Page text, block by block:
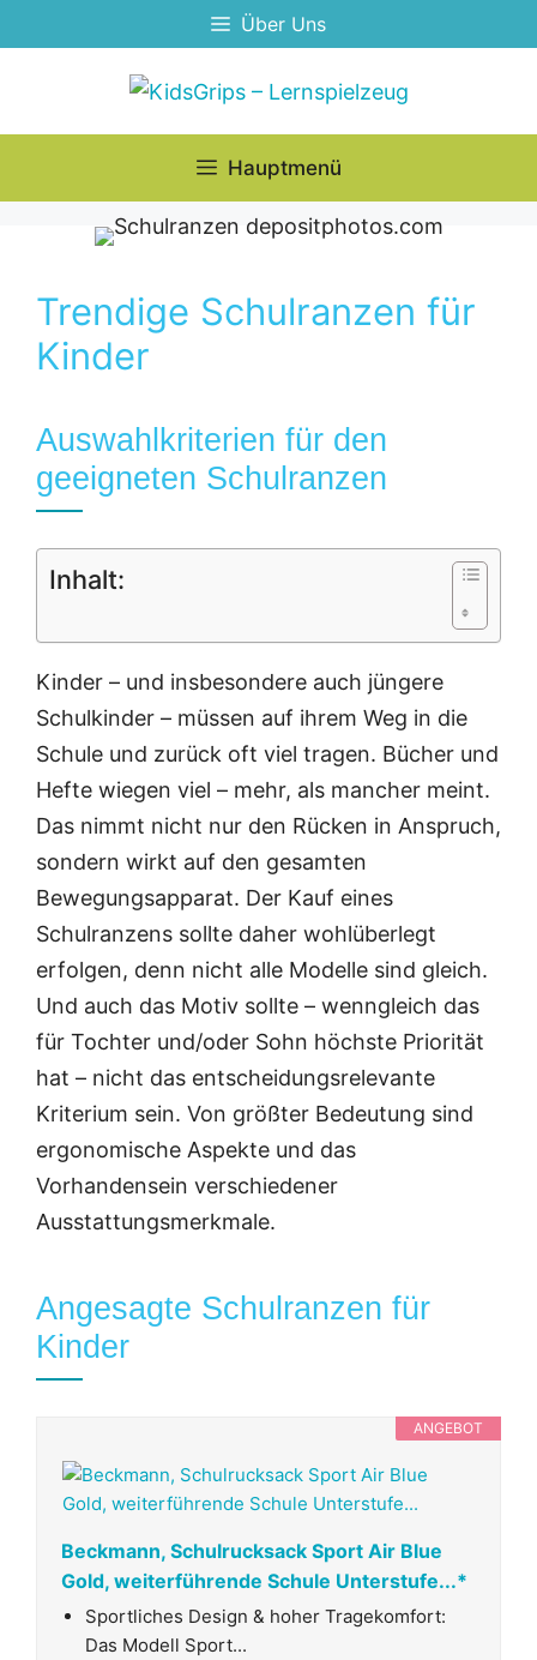
Inhalt
Über Uns
Hauptmenü
Trendige Schulranzen für
Kinder
Auswahlkriterien für den
geeigneten Schulranzen
Inhalt:
Kinder – und insbesondere auch jüngere
Schulkinder – müssen auf ihrem Weg in die
Schule und zurück oft viel tragen. Bücher und
Hefte wiegen viel – mehr, als mancher meint.
Das nimmt nicht nur den Rücken in Anspruch,
sondern wirkt auf den gesamten
Bewegungsapparat. Der Kauf eines
Schulranzens sollte daher wohlüberlegt
erfolgen, denn nicht alle Modelle sind gleich.
Und auch das Motiv sollte – wenngleich das
für Tochter und/oder Sohn höchste Priorität
hat – nicht das entscheidungsrelevante
Kriterium sein. Von größter Bedeutung sind
ergonomische Aspekte und das
Vorhandensein verschiedener
Ausstattungsmerkmale.
Angesagte Schulranzen für
Kinder
ANGEBOT
Beckmann, Schulrucksack Sport Air Blue
Gold, weiterführende Schule Unterstufe...*
Sportliches Design & hoher Tragekomfort:
Das Modell Sport...